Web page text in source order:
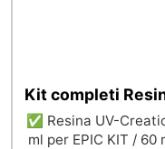
Kit completi
✅ Resina UV-
ml per EPIC KIT / 60